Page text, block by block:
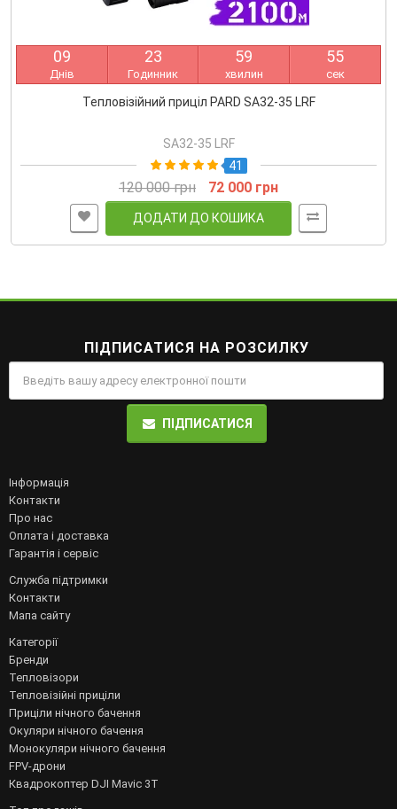
09
Днів
23
Годинник
59
хвилин
54
сек
Тепловізійний приціл PARD SA32-35 LRF
SA32-35 LRF
41
120 000 грн 72 000 грн
ДОДАТИ ДО КОШИКА
ПІДПИСАТИСЯ НА РОЗСИЛКУ
ПІДПИСАТИСЯ
Інформація
Контакти
Про нас
Оплата і доставка
Гарантія і сервіс
Служба підтримки
Контакти
Мапа сайту
Категорії
Бренди
Тепловізори
Тепловізійні приціли
Приціли нічного бачення
Окуляри нічного бачення
Монокуляри нічного бачення
FPV-дрони
Квадрокоптер DJI Mavic 3T